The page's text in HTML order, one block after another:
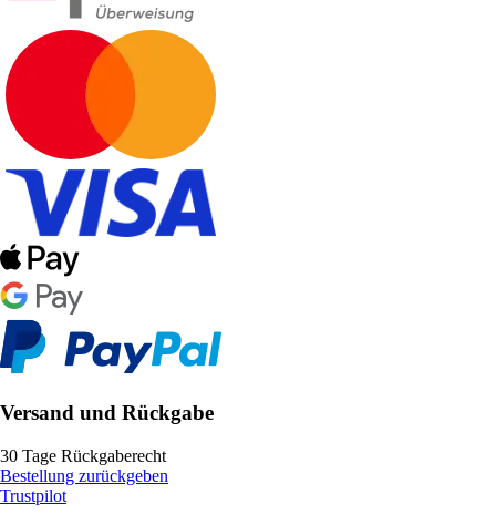
Versand und Rückgabe
30 Tage Rückgaberecht
Bestellung zurückgeben
Trustpilot